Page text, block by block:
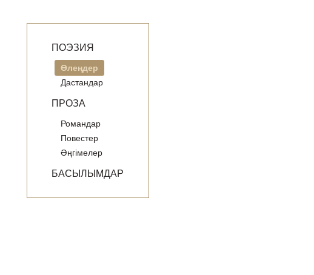
ПОЭЗИЯ
Өлеңдер
Дастандар
ПРОЗА
Романдар
Повестер
Әңгімелер
БАСЫЛЫМДАР